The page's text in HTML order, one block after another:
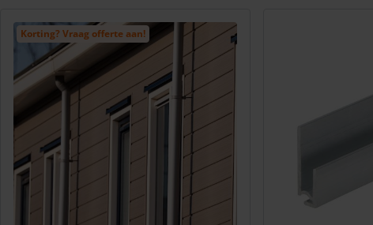
Korting? Vraag offerte aan!